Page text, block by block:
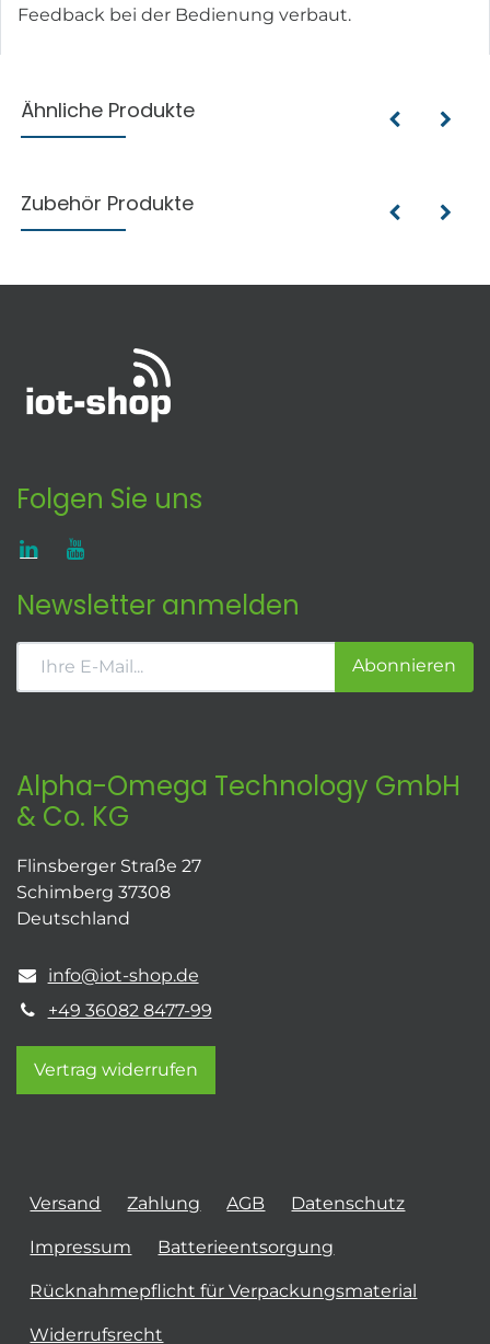
Feedback bei der Bedienung verbaut.
Ähnliche Produkte
Zubehör Produkte
Folgen Sie uns
Newsletter anmelden
Abonnieren
Alpha-Omega Technology GmbH
& Co. KG
Flinsberger Straße 27
Schimberg 37308
Deutschland
info@iot-shop.de
+49 36082 8477-99
Vertrag widerrufen
Versand Zahlung AGB Datenschutz
Impressum Batterieentsorgung
Rücknahmepflicht für Verpackungsmaterial
Widerrufsrecht